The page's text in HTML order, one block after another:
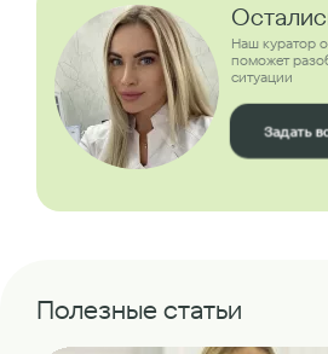
Наш куратор
поможет
ситуации
Задать
Полезные статьи